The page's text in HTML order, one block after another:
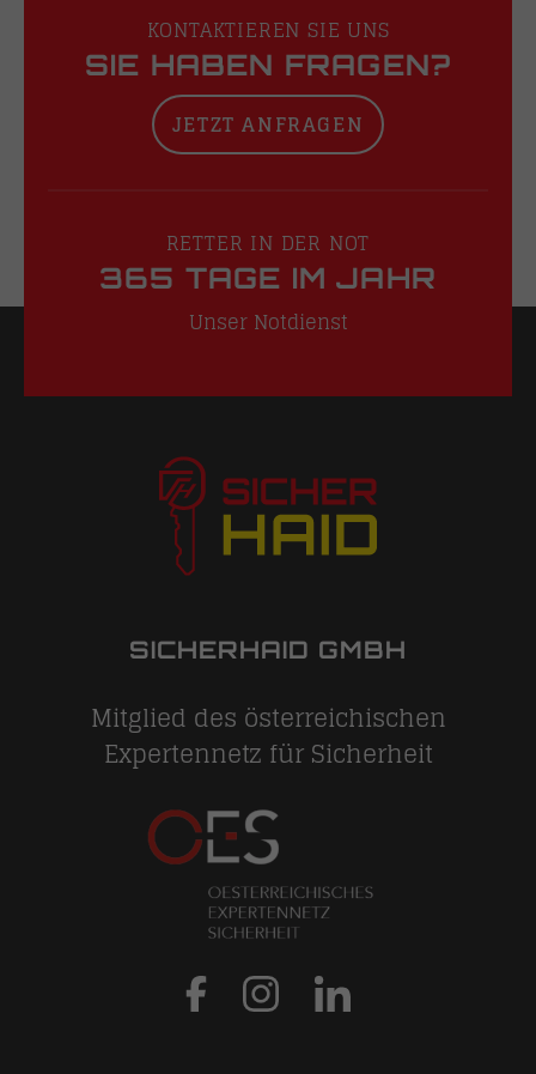
KONTAKTIEREN SIE UNS
SIE HABEN FRAGEN?
JETZT ANFRAGEN
RETTER IN DER NOT
365 TAGE IM JAHR
Unser Notdienst
SICHERHAID GMBH
Mitglied des österreichischen
Expertennetz für Sicherheit